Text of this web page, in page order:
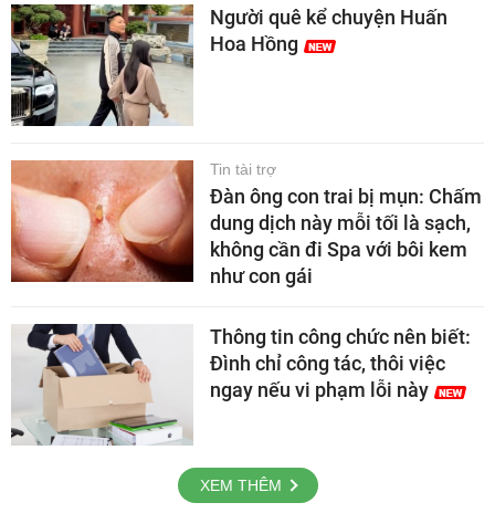
Người quê kể chuyện Huấn
Hoa Hồng
Tin tài trợ
Đàn ông con trai bị mụn: Chấm
dung dịch này mỗi tối là sạch,
không cần đi Spa với bôi kem
như con gái
Thông tin công chức nên biết:
Đình chỉ công tác, thôi việc
ngay nếu vi phạm lỗi này
XEM THÊM